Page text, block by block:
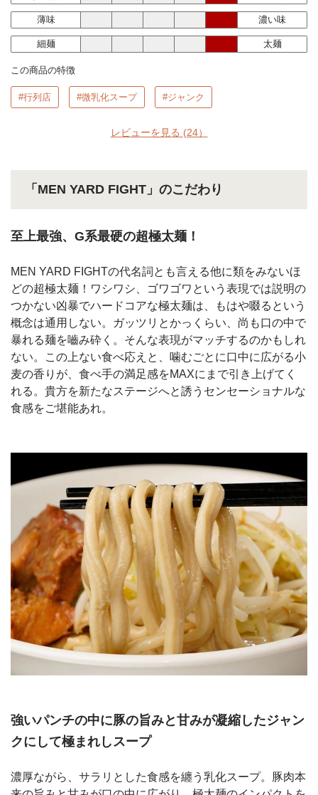
薄味 濃い味
細麺 太麺
この商品の特徴
#行列店 #微乳化スープ #ジャンク
レビューを見る (24）
「MEN YARD FIGHT」のこだわり
至上最強、G系最硬の超極太麺！
MEN YARD FIGHTの代名詞とも言える他に類をみないほ
どの超極太麺！ワシワシ、ゴワゴワという表現では説明の
つかない凶暴でハードコアな極太麺は、もはや啜るという
概念は通用しない。ガッツリとかっくらい、尚も口の中で
暴れる麺を嚙み砕く。そんな表現がマッチするのかもしれ
ない。この上ない食べ応えと、噛むごとに口中に広がる小
麦の香りが、食べ手の満足感をMAXにまで引き上げてく
れる。貴方を新たなステージへと誘うセンセーショナルな
食感をご堪能あれ。
強いパンチの中に豚の旨みと甘みが凝縮したジャン
クにして極まれしスープ
濃厚ながら、サラリとした食感を纏う乳化スープ。豚肉本